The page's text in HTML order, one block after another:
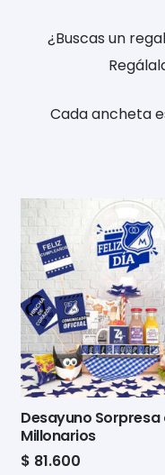
¿Buscas un
Cada ancheta
Desayuno Sorpresa
Millonarios
$ 81.600